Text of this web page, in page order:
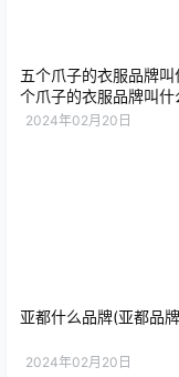
五个爪子的衣服品牌叫
个爪子的衣服品牌叫什
2024年02月20日
亚都什么品牌(亚都品
2024年02月20日